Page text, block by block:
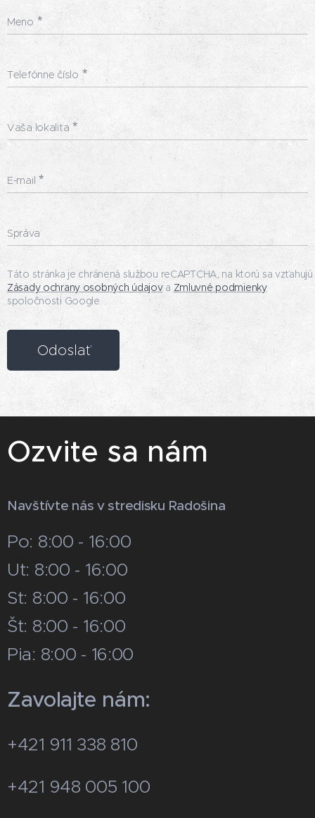
Meno
Telefónne číslo
Vaša lokalita
E-mail
Správa
Táto stránka je chránená službou reCAPTCHA, na ktorú sa vzťahujú
Zásady ochrany osobných údajova Zmluvné podmienky
spoločnosti Google.
Odoslať
Ozvite sa nám
Navštívte nás v stredisku Radošina
Po: 8:00 - 16:00
Ut: 8:00 - 16:00
St: 8:00 - 16:00
Št: 8:00 - 16:00
Pia: 8:00 - 16:00
Zavolajte nám:
+421 911 338 810
+421 948 005 100